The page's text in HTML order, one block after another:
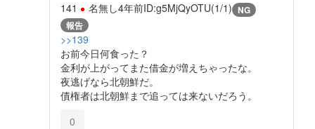
141 名無し4年前ID:g5MjQyOTU(1/1) NG
報告
>>139
お前今日何食った？
金利が上がってまた借金が増えちゃったな。
夜逃げなら北朝鮮だ。
債権者は北朝鮮まで追っては来ないだろう。
0